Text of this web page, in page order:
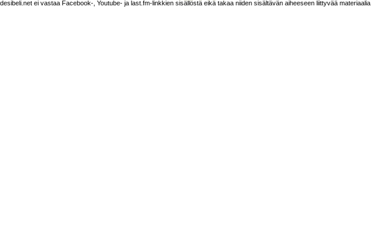
desibeli.net ei vastaa Facebook-, Youtube- ja last.fm-linkkien sisällöstä eikä takaa niiden sisältävän aiheeseen liittyvää materiaalia.